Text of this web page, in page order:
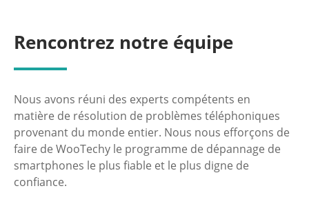
Rencontrez notre équipe
Nous avons réuni des experts compétents en
matière de résolution de problèmes téléphoniques
provenant du monde entier. Nous nous efforçons de
faire de WooTechy le programme de dépannage de
smartphones le plus fiable et le plus digne de
confiance.